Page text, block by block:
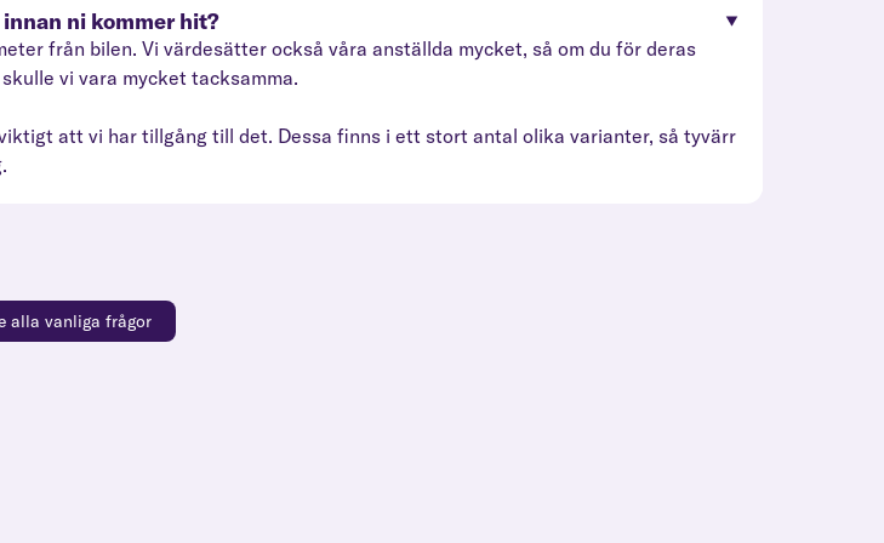
ni kommer hit?
från bilen. Vi värdesätter också våra anställda mycket, så om du för deras
vi vara mycket tacksamma.
att vi har tillgång till det. Dessa finns i ett stort antal olika varianter, så tyvärr
alla vanliga frågor